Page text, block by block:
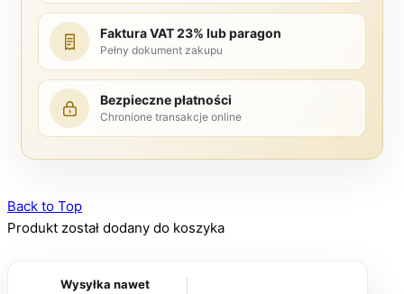
Faktura VAT 23% lub paragon
Pełny dokument zakupu
Bezpieczne płatności
Chronione transakcje online
Back to Top
Produkt został dodany do koszyka
Wysyłka nawet